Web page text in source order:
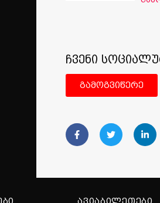
ჩვენი
გამოგვიწერე